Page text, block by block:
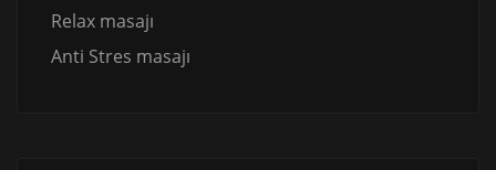
Relax masajı
Anti Stres masajı